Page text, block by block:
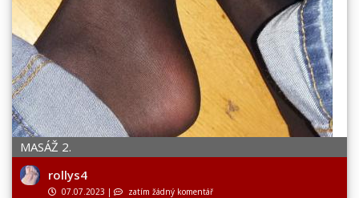
MASÁŽ 2.
rollys4
07.07.2023 | zatím žádný komentář